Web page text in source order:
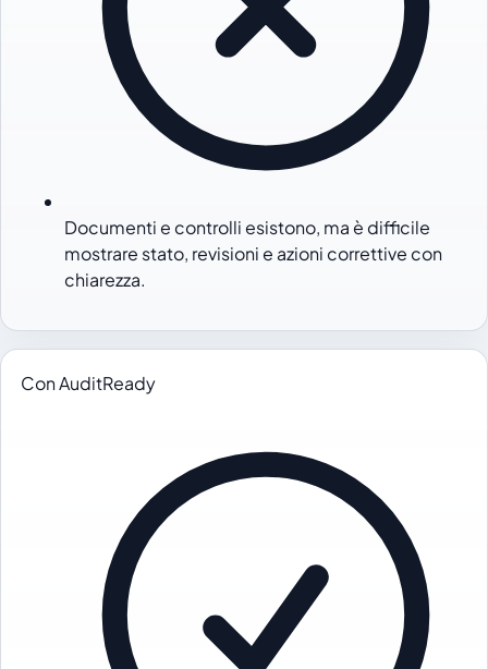
Documenti e controlli esistono, ma è difficile
mostrare stato, revisioni e azioni correttive con
chiarezza.
Con AuditReady